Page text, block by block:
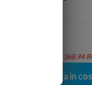
= 1.29 mp - Total: 368.94
Adauga in cos